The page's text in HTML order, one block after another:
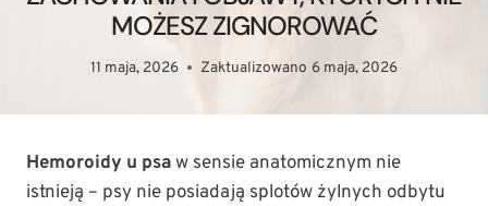
MOŻESZ ZIGNOROWAĆ
11 maja, 2026 Zaktualizowano 6 maja, 2026
Hemoroidy u psaw sensie anatomicznym nie
istnieją – psy nie posiadają splotów żylnych odbytu